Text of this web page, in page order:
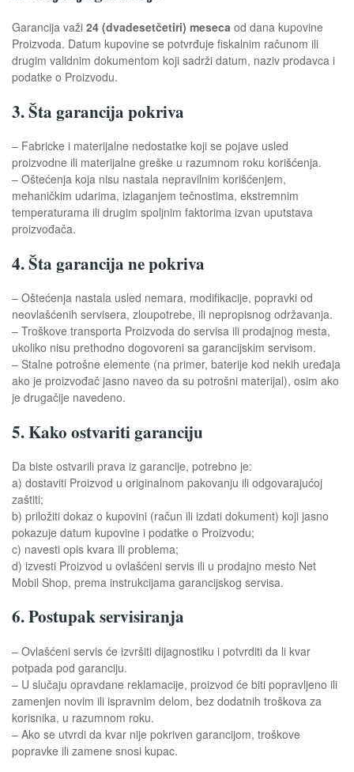
Garancija važi 24 (dvadesetčetiri) meseca od dana kupovine
Proizvoda. Datum kupovine se potvrđuje fiskalnim računom ili
drugim validnim dokumentom koji sadrži datum, naziv prodavca i
podatke o Proizvodu.
3. Šta garancija pokriva
– Fabricke i materijalne nedostatke koji se pojave usled
proizvodne ili materijalne greške u razumnom roku korišćenja.
– Oštećenja koja nisu nastala nepravilnim korišćenjem,
mehaničkim udarima, izlaganjem tečnostima, ekstremnim
temperaturama ili drugim spoljnim faktorima izvan uputstava
proizvođača.
4. Šta garancija ne pokriva
– Oštećenja nastala usled nemara, modifikacije, popravki od
neovlašćenih servisera, zloupotrebe, ili nepropisnog održavanja.
– Troškove transporta Proizvoda do servisa ili prodajnog mesta,
ukoliko nisu prethodno dogovoreni sa garancijskim servisom.
– Stalne potrošne elemente (na primer, baterije kod nekih uređaja
ako je proizvođač jasno naveo da su potrošni materijal), osim ako
je drugačije navedeno.
5. Kako ostvariti garanciju
Da biste ostvarili prava iz garancije, potrebno je:
a) dostaviti Proizvod u originalnom pakovanju ili odgovarajućoj
zaštiti;
b) priložiti dokaz o kupovini (račun ili izdati dokument) koji jasno
pokazuje datum kupovine i podatke o Proizvodu;
c) navesti opis kvara ili problema;
d) izvesti Proizvod u ovlašćeni servis ili u prodajno mesto Net
Mobil Shop, prema instrukcijama garancijskog servisa.
6. Postupak servisiranja
– Ovlašćeni servis će izvršiti dijagnostiku i potvrditi da li kvar
potpada pod garanciju.
– U slučaju opravdane reklamacije, proizvod će biti popravljeno ili
zamenjen novim ili ispravnim delom, bez dodatnih troškova za
korisnika, u razumnom roku.
– Ako se utvrdi da kvar nije pokriven garancijom, troškove
popravke ili zamene snosi kupac.